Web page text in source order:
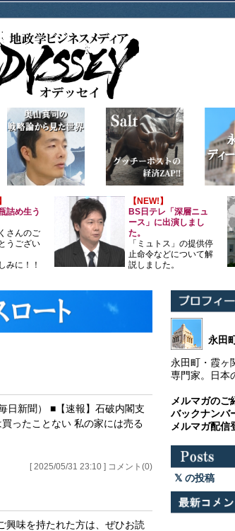
詰め生う
さんのご
うござい
みに！！
【NEW!】
BS日テレ「深層ニュ
ース」に出演しまし
た。
「ミュトス」の提供停
止命令などについて解
説しました。
新聞） ■【速報】石破内閣支
ったことない 私の家には売る
[ 2025/05/31 23:10 ] コメント(0)
興味を持たれた方は、ぜひお読
永田
永田町・霞ヶ
専門家。日本
メルマガのご
バックナンバ
メルマガ配信
の投稿